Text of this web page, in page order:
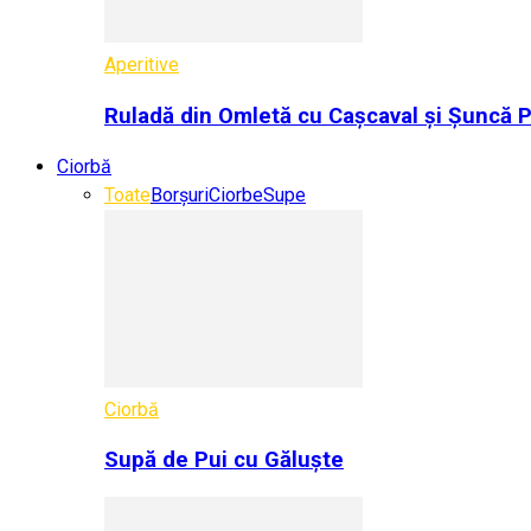
Aperitive
Ruladă din Omletă cu Cașcaval și Șuncă
Ciorbă
ToateBorșuriCiorbeSupe
Ciorbă
Supă de Pui cu Găluște